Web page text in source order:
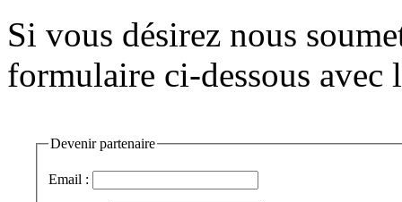
Si vous désirez nous
formulaire ci-dessous
Devenir partenaire
Email :